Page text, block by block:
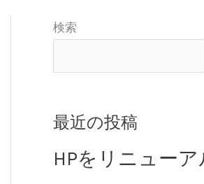
検索
最近の投稿
HPをリニューア